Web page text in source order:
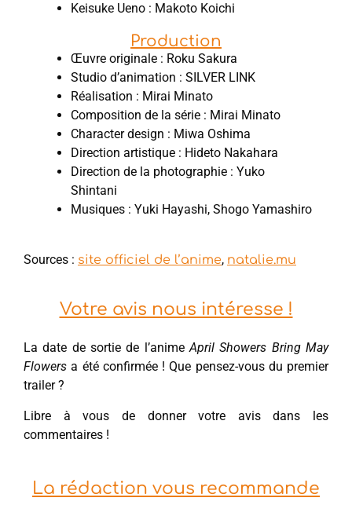
Keisuke Ueno : Makoto Koichi
Production
Œuvre originale : Roku Sakura
Studio d’animation : SILVER LINK
Réalisation : Mirai Minato
Composition de la série : Mirai Minato
Character design : Miwa Oshima
Direction artistique : Hideto Nakahara
Direction de la photographie : Yuko
Shintani
Musiques : Yuki Hayashi, Shogo Yamashiro
Sources : site officiel de l’anime, natalie.mu
Votre avis nous intéresse !
La date de sortie de l’animeApril Showers Bring May
Flowers a été confirmée ! Que pensez-vous du premier
trailer ?
Libre à vous de donner votre avis dans les
commentaires !
La rédaction vous recommande